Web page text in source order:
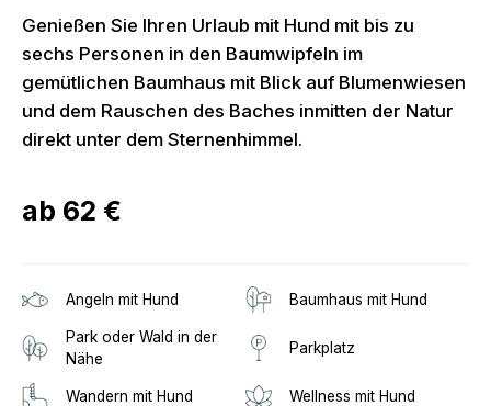
Genießen Sie Ihren Urlaub mit Hund mit bis zu
sechs Personen in den Baumwipfeln im
gemütlichen Baumhaus mit Blick auf Blumenwiesen
und dem Rauschen des Baches inmitten der Natur
direkt unter dem Sternenhimmel.
ab 62 €
Angeln mit Hund Baumhaus mit Hund
Park oder Wald in der
Nähe
Parkplatz
Wandern mit Hund Wellness mit Hund